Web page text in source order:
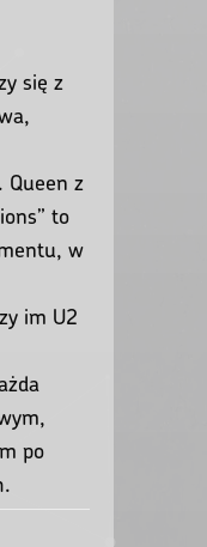
się z
Queen z
to
w
im U2
po